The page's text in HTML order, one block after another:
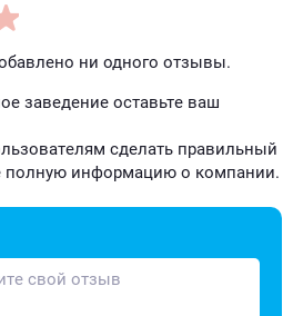
ни одного отзывы.
заведение оставьте ваш
сделать правильный
полную информацию о компании.